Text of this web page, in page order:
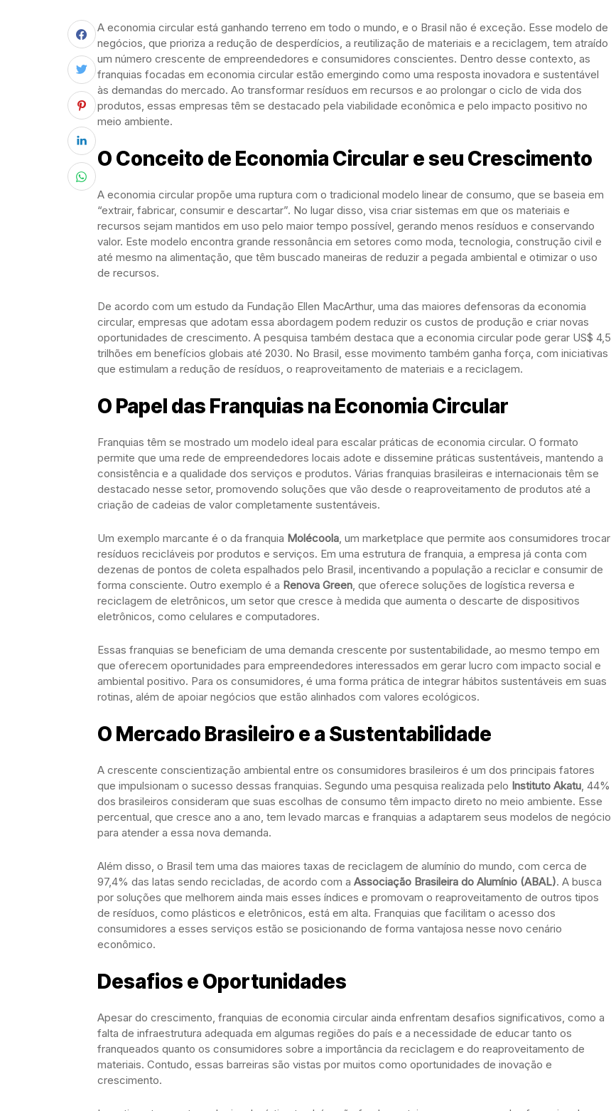
A economia circular está ganhando terreno em todo o mundo, e o Brasil não é exceção. Esse modelo de
negócios, que prioriza a redução de desperdícios, a reutilização de materiais e a reciclagem, tem atraído
um número crescente de empreendedores e consumidores conscientes. Dentro desse contexto, as
franquias focadas em economia circular estão emergindo como uma resposta inovadora e sustentável
às demandas do mercado. Ao transformar resíduos em recursos e ao prolongar o ciclo de vida dos
produtos, essas empresas têm se destacado pela viabilidade econômica e pelo impacto positivo no
meio ambiente.
O Conceito de Economia Circular e seu Crescimento
A economia circular propõe uma ruptura com o tradicional modelo linear de consumo, que se baseia em
“extrair, fabricar, consumir e descartar”. No lugar disso, visa criar sistemas em que os materiais e
recursos sejam mantidos em uso pelo maior tempo possível, gerando menos resíduos e conservando
valor. Este modelo encontra grande ressonância em setores como moda, tecnologia, construção civil e
até mesmo na alimentação, que têm buscado maneiras de reduzir a pegada ambiental e otimizar o uso
de recursos.
De acordo com um estudo da Fundação Ellen MacArthur, uma das maiores defensoras da economia
circular, empresas que adotam essa abordagem podem reduzir os custos de produção e criar novas
oportunidades de crescimento. A pesquisa também destaca que a economia circular pode gerar US$ 4,5
trilhões em benefícios globais até 2030. No Brasil, esse movimento também ganha força, com iniciativas
que estimulam a redução de resíduos, o reaproveitamento de materiais e a reciclagem.
O Papel das Franquias na Economia Circular
Franquias têm se mostrado um modelo ideal para escalar práticas de economia circular. O formato
permite que uma rede de empreendedores locais adote e dissemine práticas sustentáveis, mantendo a
consistência e a qualidade dos serviços e produtos. Várias franquias brasileiras e internacionais têm se
destacado nesse setor, promovendo soluções que vão desde o reaproveitamento de produtos até a
criação de cadeias de valor completamente sustentáveis.
Um exemplo marcante é o da franquia Molécoola, um marketplace que permite aos consumidores trocar
resíduos recicláveis por produtos e serviços. Em uma estrutura de franquia, a empresa já conta com
dezenas de pontos de coleta espalhados pelo Brasil, incentivando a população a reciclar e consumir de
forma consciente. Outro exemplo é a Renova Green, que oferece soluções de logística reversa e
reciclagem de eletrônicos, um setor que cresce à medida que aumenta o descarte de dispositivos
eletrônicos, como celulares e computadores.
Essas franquias se beneficiam de uma demanda crescente por sustentabilidade, ao mesmo tempo em
que oferecem oportunidades para empreendedores interessados em gerar lucro com impacto social e
ambiental positivo. Para os consumidores, é uma forma prática de integrar hábitos sustentáveis em suas
rotinas, além de apoiar negócios que estão alinhados com valores ecológicos.
O Mercado Brasileiro e a Sustentabilidade
A crescente conscientização ambiental entre os consumidores brasileiros é um dos principais fatores
que impulsionam o sucesso dessas franquias. Segundo uma pesquisa realizada pelo Instituto Akatu, 44%
dos brasileiros consideram que suas escolhas de consumo têm impacto direto no meio ambiente. Esse
percentual, que cresce ano a ano, tem levado marcas e franquias a adaptarem seus modelos de negócio
para atender a essa nova demanda.
Além disso, o Brasil tem uma das maiores taxas de reciclagem de alumínio do mundo, com cerca de
97,4% das latas sendo recicladas, de acordo com a Associação Brasileira do Alumínio (ABAL). A busca
por soluções que melhorem ainda mais esses índices e promovam o reaproveitamento de outros tipos
de resíduos, como plásticos e eletrônicos, está em alta. Franquias que facilitam o acesso dos
consumidores a esses serviços estão se posicionando de forma vantajosa nesse novo cenário
econômico.
Desafios e Oportunidades
Apesar do crescimento, franquias de economia circular ainda enfrentam desafios significativos, como a
falta de infraestrutura adequada em algumas regiões do país e a necessidade de educar tanto os
franqueados quanto os consumidores sobre a importância da reciclagem e do reaproveitamento de
materiais. Contudo, essas barreiras são vistas por muitos como oportunidades de inovação e
crescimento.